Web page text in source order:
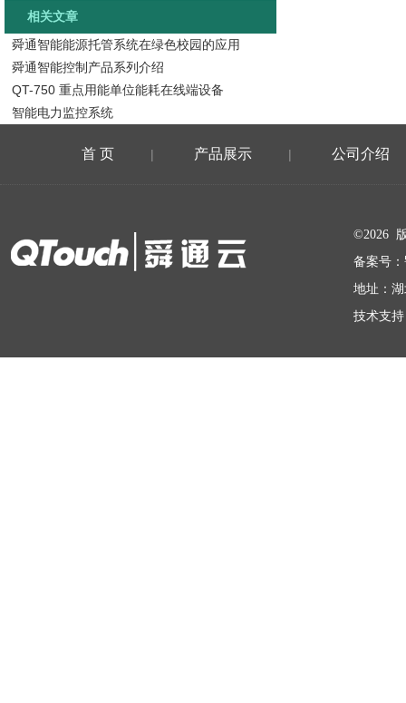
相关文章
舜通智能能源托管系统在绿色校园的应用
舜通智能控制产品系列介绍
QT-750 重点用能单位能耗在线端设备
智能电力监控系统
首 页 | 产品展示 | 公司介绍
©2026
备案号：
地址：
技术支